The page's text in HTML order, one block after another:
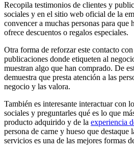
Recopila testimonios de clientes y
sociales y en el sitio web oficial de la
convencer a muchas personas para que
ofrece descuentos o regalos especiales.
Otra forma de reforzar este contacto
publicaciones donde etiqueten al
muestran algo que han comprado. De
demuestra que presta atención a las
negocio y las valora.
También es interesante interactuar con
sociales y preguntarles qué es lo que
producto adquirido y de la experiencia
persona de carne y hueso que
servicios es una de las mejores formas